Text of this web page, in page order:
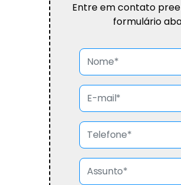
Entre em contato
formulário